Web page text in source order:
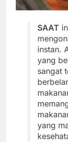
SAAT
instan.
yang
sangat
yang